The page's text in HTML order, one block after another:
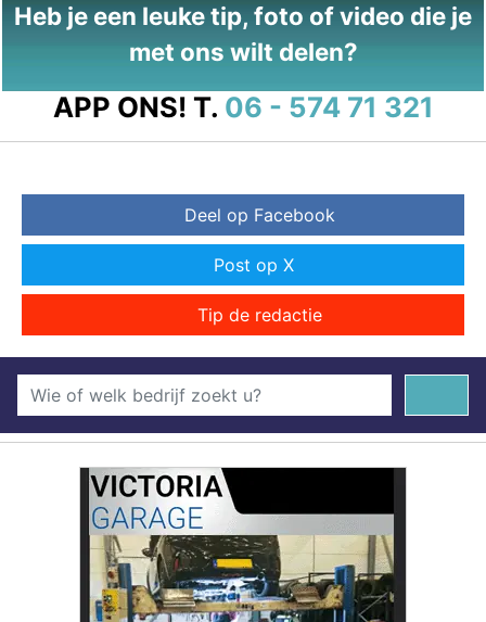
Heb je een leuke tip, foto of video die je
met ons wilt delen?
APP ONS! T. 06 - 574 71 321
Deel op Facebook
Post op X
Tip de redactie